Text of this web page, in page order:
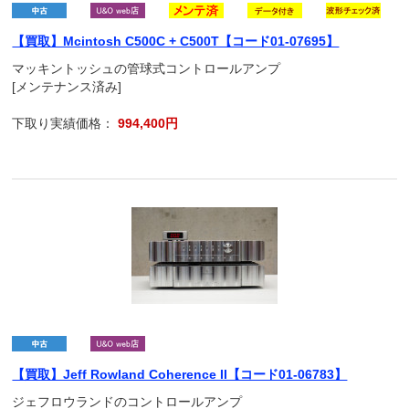
【買取】Mcintosh C500C + C500T【コード01-07695】
マッキントッシュの管球式コントロールアンプ
[メンテナンス済み]
下取り実績価格：994,400円
【買取】Jeff Rowland Coherence II【コード01-06783】
ジェフロウランドのコントロールアンプ